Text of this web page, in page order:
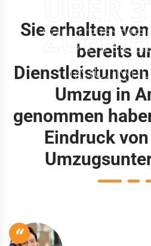
Sie erhalten
bereits
Umzug in
genommen
Eindruck
“